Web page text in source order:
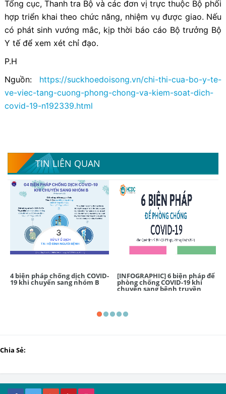
Tổng cục, Thanh tra Bộ và các đơn vị trực thuộc Bộ phối
hợp triển khai theo chức năng, nhiệm vụ được giao. Nếu
có phát sinh vướng mắc, kịp thời báo cáo Bộ trưởng Bộ
Y tế để xem xét chỉ đạo.
P.H
Nguồn: https://suckhoedoisong.vn/chi-thi-cua-bo-y-te-
ve-viec-tang-cuong-phong-chong-va-kiem-soat-dich-
covid-19-n192339.html
TIN LIÊN QUAN
4 biện pháp chống dịch COVID-
19 khi chuyển sang nhóm B
[INFOGRAPHIC] 6 biện pháp để
phòng chống COVID-19 khi
chuyển sang bệnh truyền
Chia Sẻ: